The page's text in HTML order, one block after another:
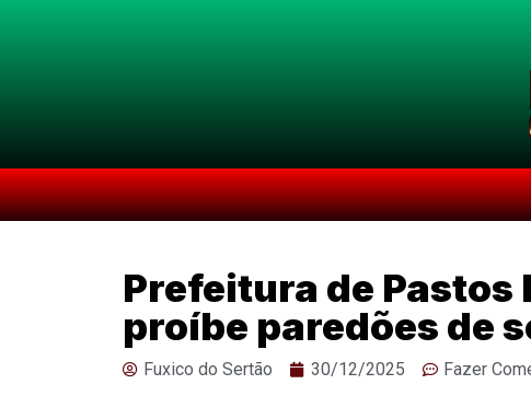
Prefeitura de Pastos
proíbe paredões de
Fuxico do Sertão 30/12/2025 Fazer